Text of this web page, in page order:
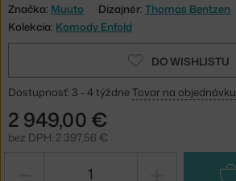
Značka: Muuto Dizajnér: Thomas Bentzen
Kolekcia: Komody Enfold
DO WISHLISTU
Dostupnosť: 3 - 4 týždne Tovar na objednávku
2 949,00 €
bez DPH: 2 397,56 €